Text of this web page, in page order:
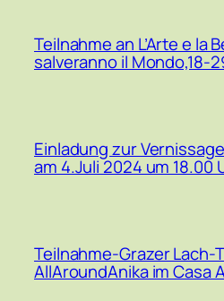
Teilnahme an L’Arte e la
salveranno il Mondo,18-
Einladung zur
am 4.Juli 2024 um 18.00
Teilnahme-Grazer Lach-
AllAroundAnika im Casa